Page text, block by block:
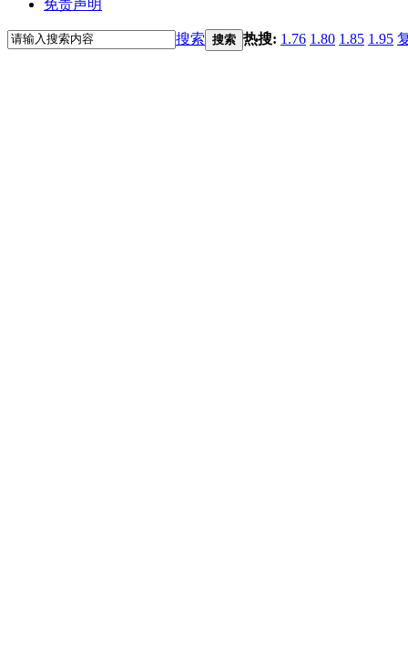
免责声明
搜索 搜索 热搜: 1.76 1.80 1.85 1.95